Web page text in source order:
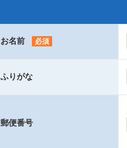
お名前 必須
ふりがな
郵便番号